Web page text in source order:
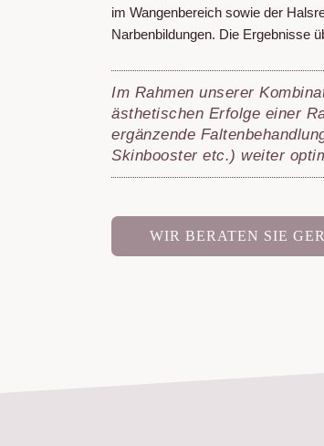
im Wangenbereich sowie der
Narbenbildungen. Die Ergebnisse
Im Rahmen unserer
ästhetischen Erfolge einer
ergänzende
Skinbooster etc.) weiter
WIR BERATEN SIE